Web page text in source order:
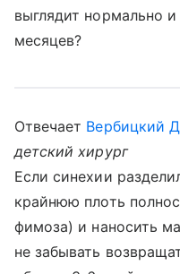
выглядит нормально
месяцев?
Отвечает Вербицкий
детский хирург
Если синехии
крайнюю плоть
фимоза) и наносить
не забывать